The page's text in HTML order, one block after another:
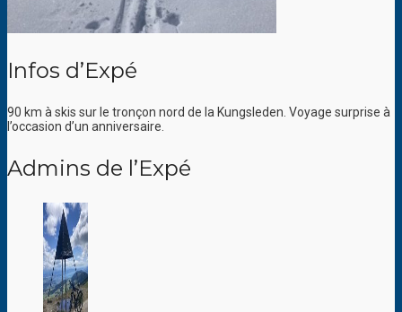
Infos d’Expé
90 km à skis sur le tronçon nord de la Kungsleden. Voyage surprise à
l’occasion d’un anniversaire.
Admins de l’Expé